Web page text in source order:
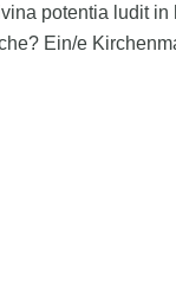
potentia ludit
Ein/e